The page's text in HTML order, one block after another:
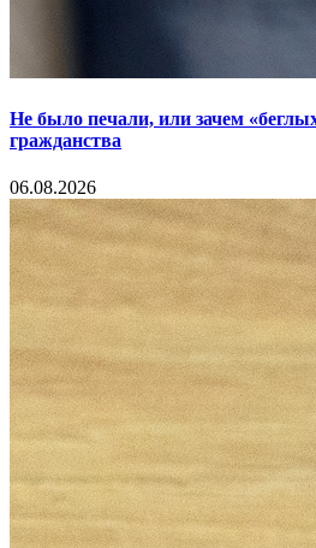
Не было печали, или зачем
гражданства
06.08.2026